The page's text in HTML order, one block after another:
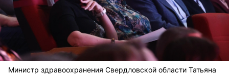
Министр здравоохранения Свердловской области Татьяна